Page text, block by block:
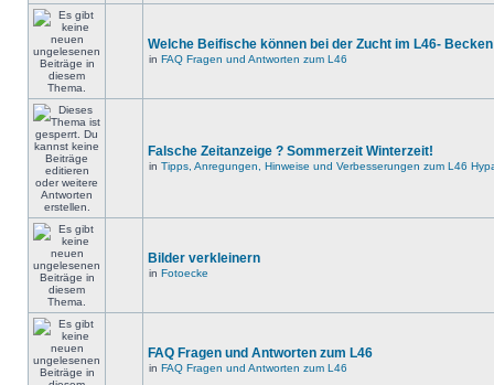
Welche Beifische können bei der Zucht im L46-
in FAQ Fragen und Antworten zum L46
Falsche Zeitanzeige ? Sommerzeit Winterzeit!
in Tipps, Anregungen, Hinweise und Verbesserungen zum L46
Bilder verkleinern
in Fotoecke
FAQ Fragen und Antworten zum L46
in FAQ Fragen und Antworten zum L46